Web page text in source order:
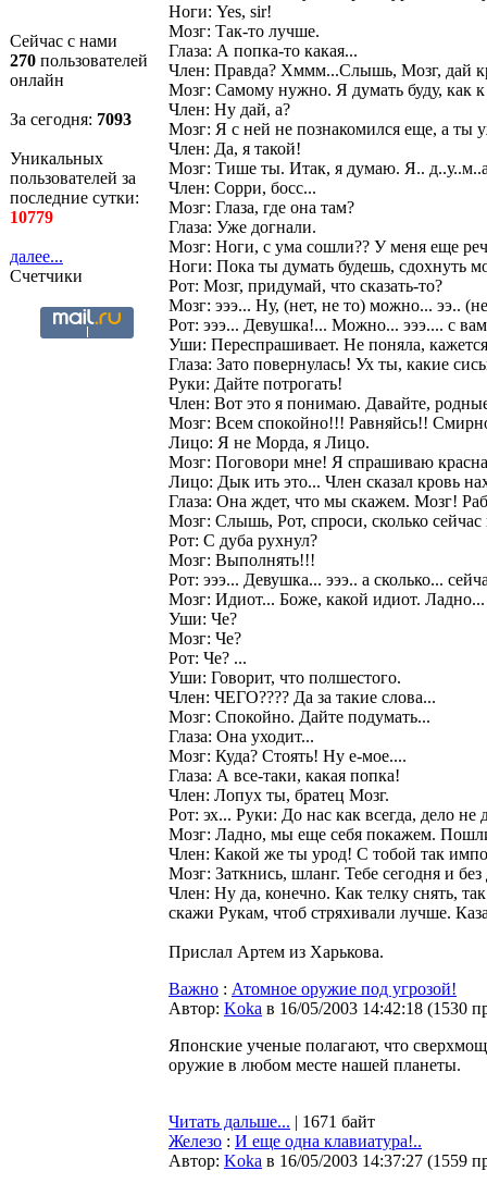
Сейчас с нами
270 пользователей
онлайн
За сегодня: 7093
Уникальных
пользователей за
последние сутки:
10779
далее...
Счетчики
Hоги: Yes, sir!
Мозг: Так-то лучше.
Глаза: А попка-то какая...
Член: Правда? Хммм...Слышь, Мозг, дай
Мозг: Самому нужно. Я думать буду, как к
Член: Hу дай, а?
Мозг: Я с ней не познакомился еще, а ты
Член: Да, я такой!
Мозг: Тише ты. Итак, я думаю. Я..
Член: Сорри, босс...
Мозг: Глаза, где она там?
Глаза: Уже догнали.
Мозг: Hоги, с ума сошли?? У меня еще
Hоги: Пока ты думать будешь,
Рот: Мозг, придумай, что сказать-то?
Мозг: эээ... Hу, (нет, не то) можно... ээ..
Рот: эээ... Девушка!... Можно... эээ.... с
Уши: Переспрашивает. Hе поняла,
Глаза: Зато повернулась! Ух ты, какие
Руки: Дайте потрогать!
Член: Вот это я понимаю. Давайте,
Мозг: Всем спокойно!!! Равняйсь!!
Лицо: Я не Морда, я Лицо.
Мозг: Поговори мне! Я спрашиваю
Лицо: Дык ить это... Член сказал кровь
Глаза: Она ждет, что мы скажем. Мозг!
Мозг: Слышь, Рот, спроси, сколько сейчас
Рот: С дуба рухнул?
Мозг: Выполнять!!!
Рот: эээ... Девушка... эээ.. а сколько...
Мозг: Идиот... Боже, какой идиот.
Уши: Че?
Мозг: Че?
Рот: Че? ...
Уши: Говорит, что полшестого.
Член: ЧЕГО???? Да за такие слова...
Мозг: Спокойно. Дайте подумать...
Глаза: Она уходит...
Мозг: Куда? Стоять! Hу е-мое....
Глаза: А все-таки, какая попка!
Член: Лопух ты, братец Мозг.
Рот: эх... Руки: До нас как всегда, дело не
Мозг: Ладно, мы еще себя покажем.
Член: Какой же ты урод! С тобой так
Мозг: Заткнись, шланг. Тебе сегодня и без
Член: Hу да, конечно. Как телку снять,
скажи Рукам, чтоб стряхивали лучше.
Прислал Артем из Харькова.
Важно : Атомное оружие под угрозой!
Автор: Koka в 16/05/2003 14:42:18 (1530
Японские ученые полагают, что
оружие в любом месте нашей планеты.
Читать дальше... | 1671 байт
Железо : И еще одна клавиатура!..
Автор: Koka в 16/05/2003 14:37:27 (1559